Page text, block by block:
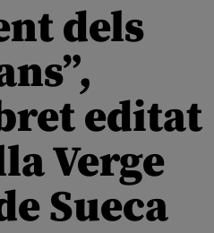
dels
editat
Verge
Sueca